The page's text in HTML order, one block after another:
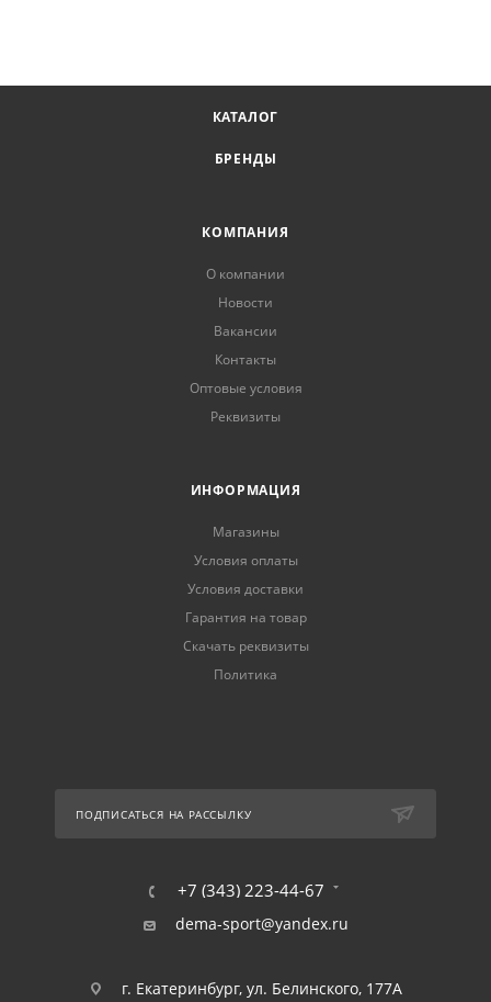
КАТАЛОГ
БРЕНДЫ
КОМПАНИЯ
О компании
Новости
Вакансии
Контакты
Оптовые условия
Реквизиты
ИНФОРМАЦИЯ
Магазины
Условия оплаты
Условия доставки
Гарантия на товар
Скачать реквизиты
Политика
ПОДПИСАТЬСЯ НА РАССЫЛКУ
+7 (343) 223-44-67
dema-sport@yandex.ru
г. Екатеринбург, ул. Белинского, 177А